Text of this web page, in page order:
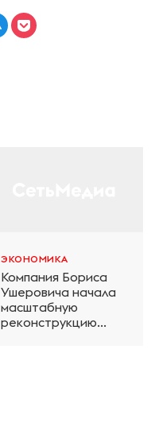
ЭКОНОМИКА
Компания Бориса
Ушеровича начала
масштабную
реконструкцию